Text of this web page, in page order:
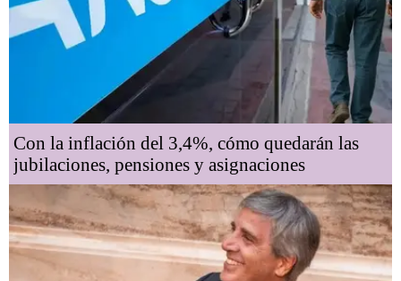
Con la inflación del 3,4%, cómo quedarán las
jubilaciones, pensiones y asignaciones